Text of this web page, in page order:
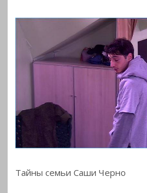
Тайны семьи Саши Черно